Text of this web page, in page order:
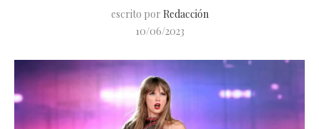
escrito por Redacción
10/06/2023